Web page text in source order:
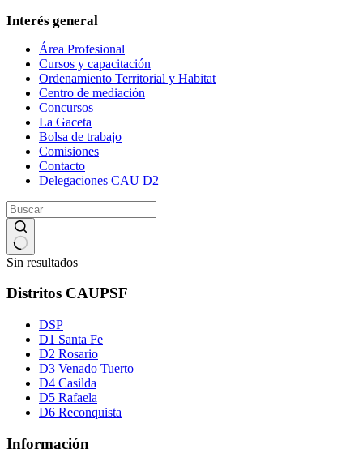
Interés general
Área Profesional
Cursos y capacitación
Ordenamiento Territorial y Habitat
Centro de mediación
Concursos
La Gaceta
Bolsa de trabajo
Comisiones
Contacto
Delegaciones CAU D2
Sin resultados
Distritos CAUPSF
DSP
D1 Santa Fe
D2 Rosario
D3 Venado Tuerto
D4 Casilda
D5 Rafaela
D6 Reconquista
Información